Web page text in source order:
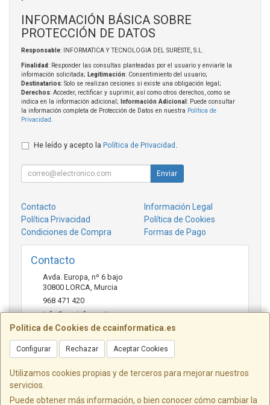
Política de Cookies de ccainformatica.es
Configurar Rechazar Aceptar Cookies
Utilizamos cookies propias y de terceros para mejorar nuestros
servicios.
Puede obtener más información, o bien conocer cómo cambiar la
INFORMACIÓN BÁSICA SOBRE
PROTECCIÓN DE DATOS
Responsable: INFORMATICA Y TECNOLOGIA DEL SURESTE, S.L.
Finalidad: Responder las consultas planteadas por el usuario y enviarle la
información solicitada; Legitimación: Consentimiento del usuario;
Destinatarios: Solo se realizan cesiones si existe una obligación legal;
Derechos: Acceder, rectificar y suprimir, así como otros derechos, como se
indica en la información adicional;
Información Adicional : Puede consultar
la información completa de Protección de Datos en nuestra Política de
Privacidad
He leído y acepto la Política de Privacidad
Enviar
Contacto
Información Legal
Política Privacidad
Política de Cookies
Condiciones de Compra
Formas de Pago
Contacto
Avda. Europa, nº 6 bajo
30800 LORCA Murcia
968 471 420
info@ccainformatica.es
Horario
L-V: 9:30 h a 14 h - 16:30 h a 20:30 h - Sab: 10 h a 14 h